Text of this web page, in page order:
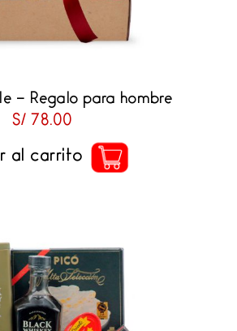
– Regalo para hombre
S/
78.00
al carrito